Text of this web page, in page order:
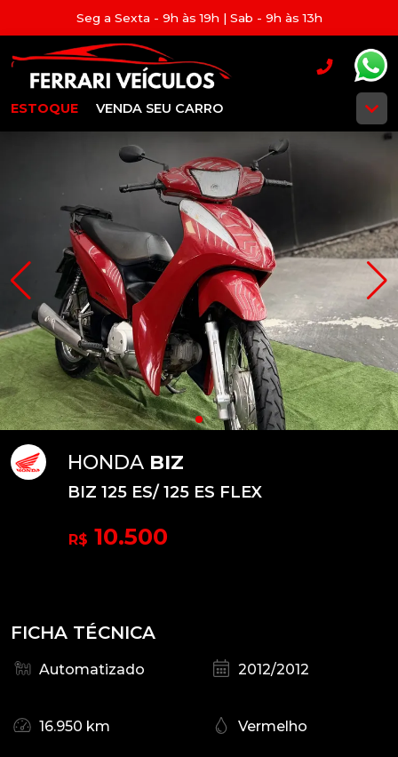
Seg a Sexta - 9h às 19h | Sab - 9h às 13h
ESTOQUE VENDA SEU CARRO
HONDA BIZ
BIZ 125 ES/ 125 ES FLEX
R$ 10.500
FICHA TÉCNICA
Automatizado 2012/2012
16.950 km Vermelho